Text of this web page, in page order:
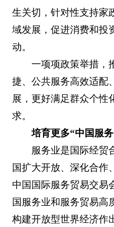
生关切，针对性支持家
域发展，促进消费和投
动。
一项项政策举措，
捷、公共服务高效适配
展，更好满足群众个性
求。
培育更多“中国服
服务业是国际经贸
国扩大开放、深化合作
中国国际服务贸易交易
国服务业和服务贸易高
构建开放型世界经济作